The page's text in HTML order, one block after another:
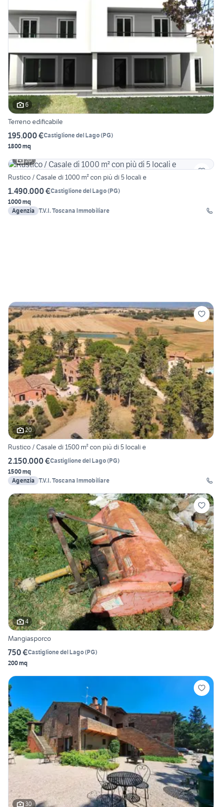
6
Terreno edificabile
195.000 €Castiglione del Lago(PG)
1800 mq
20
Rustico / Casale di 1000 m² con più di 5 locali e
1.490.000 €Castiglione del Lago(PG)
1000 mq
Agenzia T.V.I. Toscana Immobiliare
20
Rustico / Casale di 1500 m² con più di 5 locali e
2.150.000 €Castiglione del Lago(PG)
1500 mq
Agenzia T.V.I. Toscana Immobiliare
4
Mangiasporco
750 €Castiglione del Lago(PG)
200 mq
30